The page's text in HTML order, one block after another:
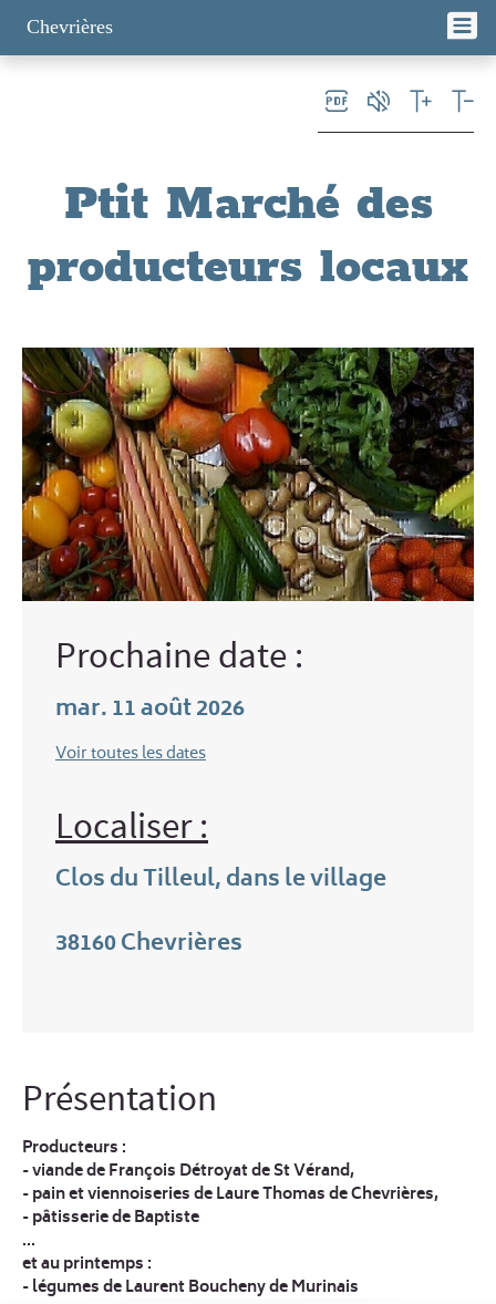
Chevrières
Ptit Marché des
producteurs locaux
Prochaine date :
mar. 11 août 2026
Voir toutes les dates
Localiser :
Clos du Tilleul, dans le village
38160Chevrières
Présentation
Producteurs :
- viande de François Détroyat de St Vérand,
- pain et viennoiseries de Laure Thomas de Chevrières,
- pâtisserie de Baptiste
...
et au printemps :
- légumes de Laurent Boucheny de Murinais